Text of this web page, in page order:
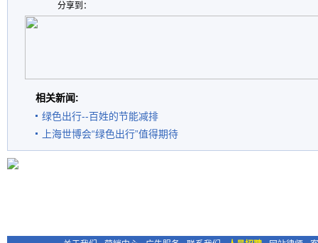
分享到：
相关新闻:
绿色出行--百姓的节能减排
上海世博会“绿色出行”值得期待